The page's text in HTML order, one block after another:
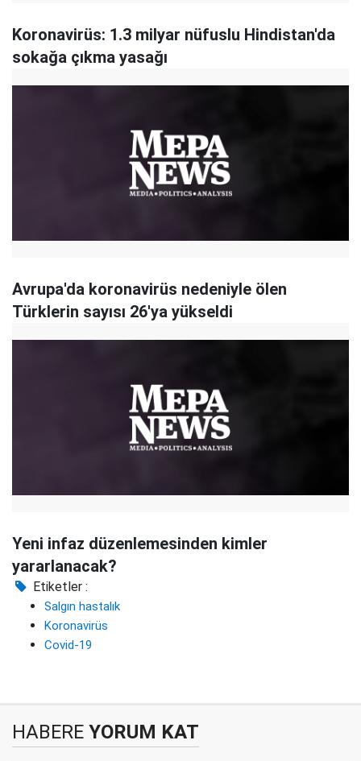
Koronavirüs: 1.3 milyar nüfuslu Hindistan'da
sokağa çıkma yasağı
Avrupa'da koronavirüs nedeniyle ölen
Türklerin sayısı 26'ya yükseldi
Yeni infaz düzenlemesinden kimler
yararlanacak?
Etiketler :
Salgın hastalık
Koronavirüs
Covid-19
HABERE YORUM KAT